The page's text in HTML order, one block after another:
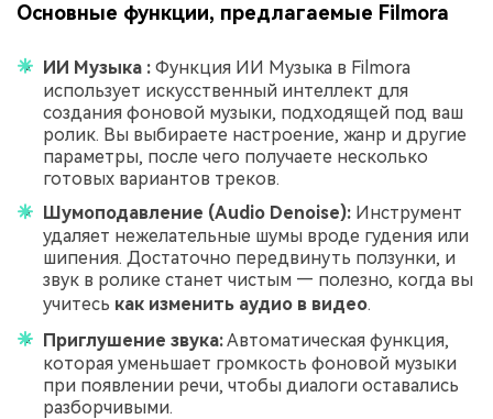
Основные функции, предлагаемые Filmora
ИИ Музыка : Функция ИИ Музыка в Filmora
использует искусственный интеллект для
создания фоновой музыки, подходящей под ваш
ролик. Вы выбираете настроение, жанр и другие
параметры, после чего получаете несколько
готовых вариантов треков.
Шумоподавление (Audio Denoise): Инструмент
удаляет нежелательные шумы вроде гудения или
шипения. Достаточно передвинуть ползунки, и
звук в ролике станет чистым — полезно, когда вы
учитесь как изменить аудио в видео.
Приглушение звука:Автоматическая функция,
которая уменьшает громкость фоновой музыки
при появлении речи, чтобы диалоги оставались
разборчивыми.